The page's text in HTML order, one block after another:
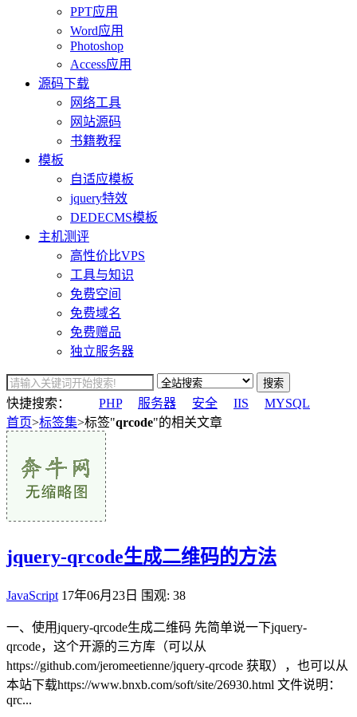
PPT应用
Word应用
Photoshop
Access应用
源码下载
网络工具
网站源码
书籍教程
模板
自适应模板
jquery特效
DEDECMS模板
主机测评
高性价比VPS
工具与知识
免费空间
免费域名
免费赠品
独立服务器
搜索
快捷搜索： PHP 服务器 安全 IIS
MYSQL
首页>标签集>标签"qrcode"的相关文章
jquery-qrcode生成二维码的方法
JavaScript 17年06月23日 围观: 38
一、使用jquery-qrcode生成二维码 先简单说一下jquery-
qrcode，这个开源的三方库（可以从
https://github.com/jeromeetienne/jquery-qrcode 获取），也可以从
本站下载https://www.bnxb.com/soft/site/26930.html 文件说明：
qrc...